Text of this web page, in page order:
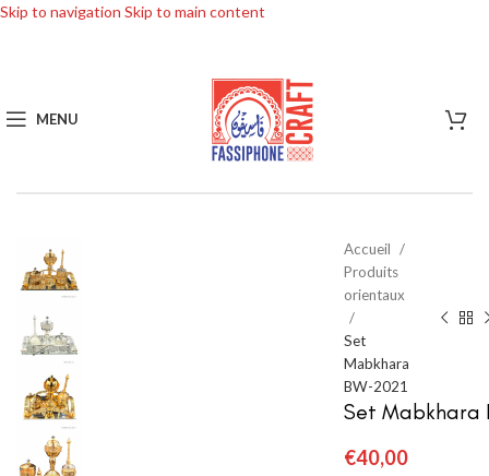
Skip to navigation Skip to main content
MENU
Accueil
Produits
orientaux
Set
Mabkhara
BW-2021
Set Mabkhara
€40,00